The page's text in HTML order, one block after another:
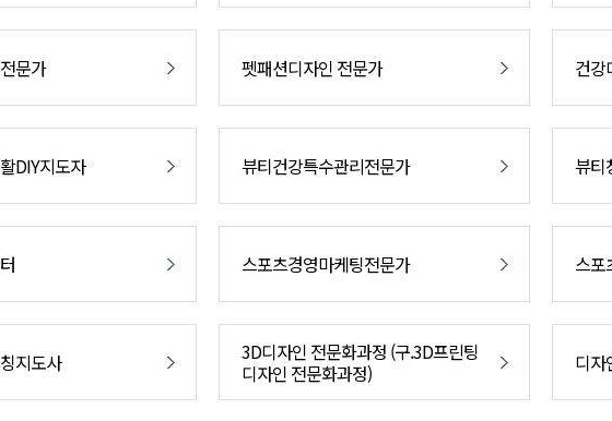
문가 펫패션디자인 전문가 건강
DIY지도자 뷰티건강특수관리전문가 뷰티
스포츠경영마케팅전문가 스포
지도사
3D디자인 전문화과정 (구.3D프린팅
디자인 전문화과정)
디자